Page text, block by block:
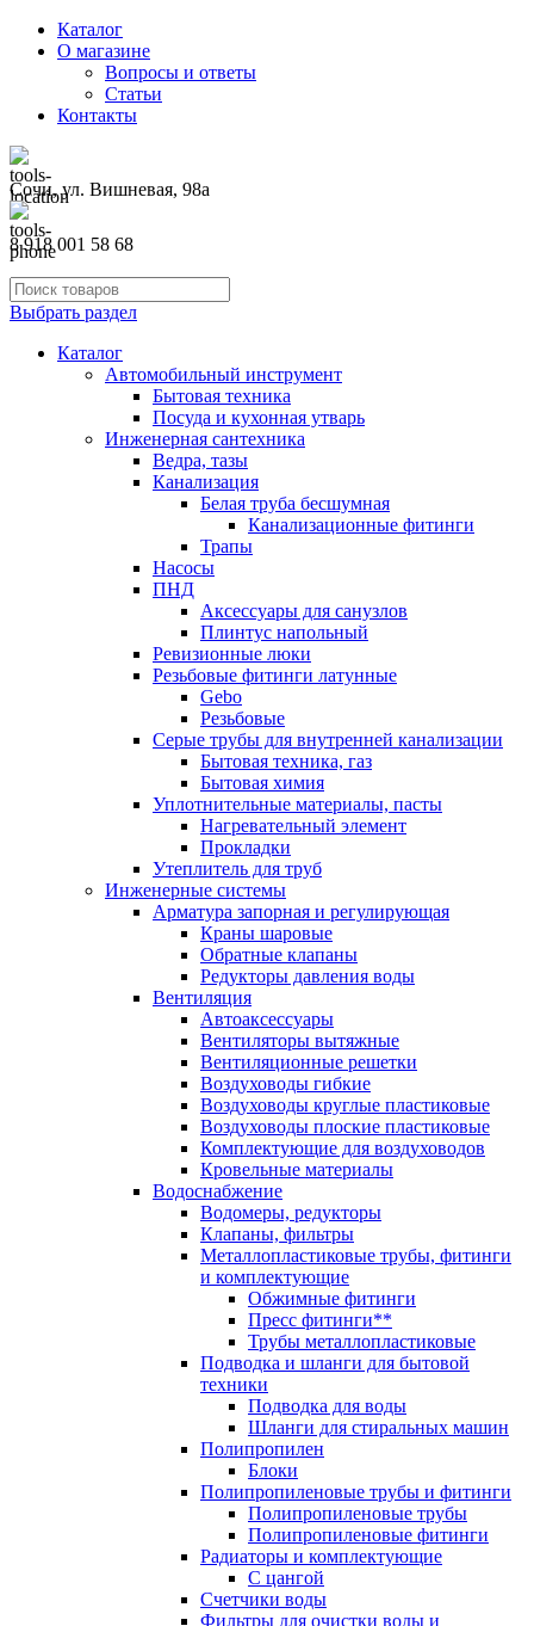
Каталог
О магазине
Вопросы и ответы
Статьи
Контакты
Сочи, ул. Вишневая, 98а
8 918 001 58 68
Выбрать раздел
Каталог
Автомобильный инструмент
Бытовая техника
Посуда и кухонная утварь
Инженерная сантехника
Ведра, тазы
Канализация
Белая труба бесшумная
Канализационные фитинги
Трапы
Насосы
ПНД
Аксессуары для санузлов
Плинтус напольный
Ревизионные люки
Резьбовые фитинги латунные
Gebo
Резьбовые
Серые трубы для внутренней канализации
Бытовая техника, газ
Бытовая химия
Уплотнительные материалы, пасты
Нагревательный элемент
Прокладки
Утеплитель для труб
Инженерные системы
Арматура запорная и регулирующая
Краны шаровые
Обратные клапаны
Редукторы давления воды
Вентиляция
Автоаксессуары
Вентиляторы вытяжные
Вентиляционные решетки
Воздуховоды гибкие
Воздуховоды круглые пластиковые
Воздуховоды плоские пластиковые
Комплектующие для воздуховодов
Кровельные материалы
Водоснабжение
Водомеры, редукторы
Клапаны, фильтры
Металлопластиковые трубы, фитинги
и комплектующие
Обжимные фитинги
Пресс фитинги**
Трубы металлопластиковые
Подводка и шланги для бытовой
техники
Подводка для воды
Шланги для стиральных машин
Полипропилен
Блоки
Полипропиленовые трубы и фитинги
Полипропиленовые трубы
Полипропиленовые фитинги
Радиаторы и комплектующие
С цангой
Счетчики воды
Фильтры для очистки воды и